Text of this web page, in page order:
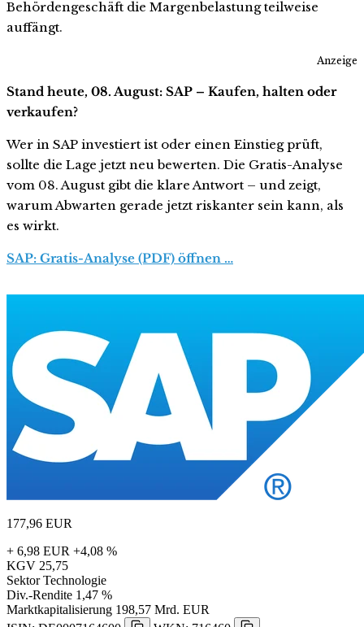
Behördengeschäft die Margenbelastung teilweise
auffängt.
Anzeige
Stand heute, 08. August: SAP – Kaufen, halten oder
verkaufen?
Wer in SAP investiert ist oder einen Einstieg prüft,
sollte die Lage jetzt neu bewerten. Die Gratis-Analyse
vom 08. August gibt die klare Antwort – und zeigt,
warum Abwarten gerade jetzt riskanter sein kann, als
es wirkt.
SAP: Gratis-Analyse (PDF) öffnen …
177,96 EUR
+ 6,98 EUR +4,08 %
KGV 25,75
Sektor Technologie
Div.-Rendite 1,47 %
Marktkapitalisierung 198,57 Mrd. EUR